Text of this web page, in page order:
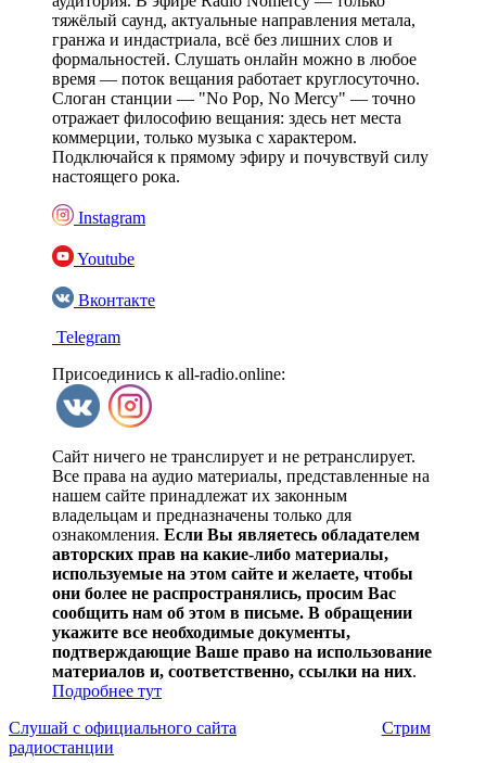
тяжёлый саунд, актуальные направления метала,
гранжа и индастриала, всё без лишних слов и
формальностей. Слушать онлайн можно в любое
время — поток вещания работает круглосуточно.
Слоган станции — "No Pop, No Mercy" — точно
отражает философию вещания: здесь нет места
коммерции, только музыка с характером.
Подключайся к прямому эфиру и почувствуй силу
настоящего рока.
Instagram
Youtube
Вконтакте
Telegram
Присоединись к all-radio.online:
Сайт ничего не транслирует и не ретранслирует.
Все права на аудио материалы, представленные на
нашем сайте принадлежат их законным
владельцам и предназначены только для
ознакомления. Если Вы являетесь обладателем
авторских прав на какие-либо материалы,
используемые на этом сайте и желаете, чтобы
они более не распространялись, просим Вас
сообщить нам об этом в письме. В обращении
укажите все необходимые документы,
подтверждающие Ваше право на использование
материалов и, соответственно, ссылки на них.
Подробнее тут
Слушай с официального сайта
Стрим
радиостанции